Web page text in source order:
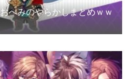
べみのやらかしまとめｗｗ